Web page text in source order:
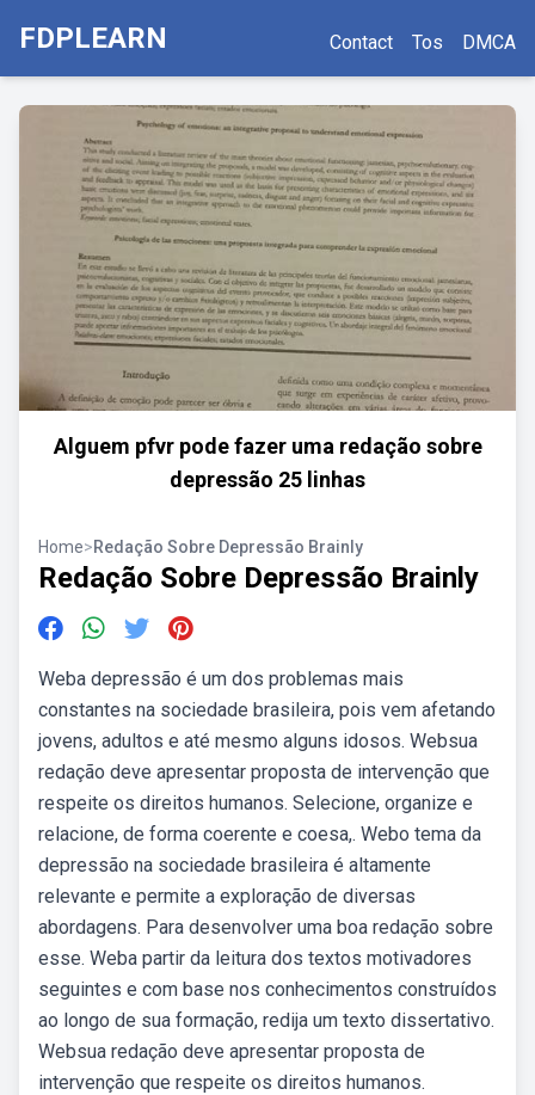
FDPLEARN Contact Tos DMCA
Alguem pfvr pode fazer uma redação sobre
depressão 25 linhas
Home>Redação Sobre Depressão Brainly
Redação Sobre Depressão Brainly
Weba depressão é um dos problemas mais
constantes na sociedade brasileira, pois vem afetando
jovens, adultos e até mesmo alguns idosos. Websua
redação deve apresentar proposta de intervenção que
respeite os direitos humanos. Selecione, organize e
relacione, de forma coerente e coesa,. Webo tema da
depressão na sociedade brasileira é altamente
relevante e permite a exploração de diversas
abordagens. Para desenvolver uma boa redação sobre
esse. Weba partir da leitura dos textos motivadores
seguintes e com base nos conhecimentos construídos
ao longo de sua formação, redija um texto dissertativo.
Websua redação deve apresentar proposta de
intervenção que respeite os direitos humanos.